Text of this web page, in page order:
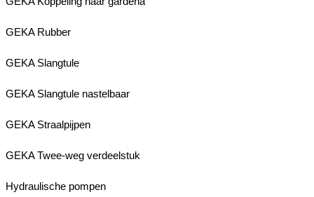
GEKA Rubber
GEKA Slangtule
GEKA Slangtule nastelbaar
GEKA Straalpijpen
GEKA Twee-weg verdeelstuk
Hydraulische pompen